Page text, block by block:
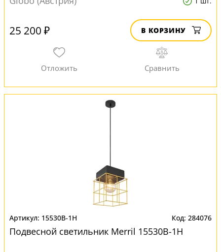
25 200 ₽ В КОРЗИНУ
15530B-1H 284076
Подвесной светильник Merril 15530B-1H